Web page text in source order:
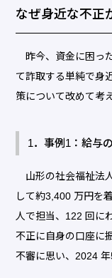
なぜ身近な不正
昨今、資金に困っ
て詐取する単純で身
策について改めて考
1．事例1：給与
山形の社会福祉法
して約3,400 万円を
人で担当、122 回に
不正に自身の口座に
不審に思い、2024 年